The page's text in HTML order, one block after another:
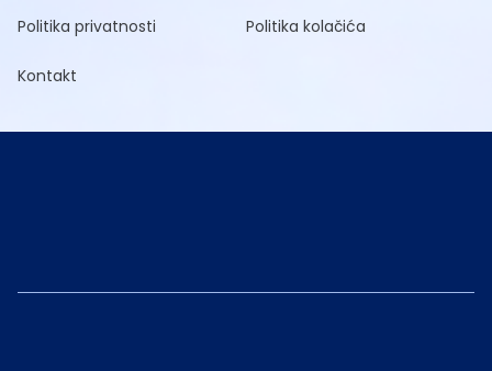
Politika privatnosti Politika kolačića
Kontakt